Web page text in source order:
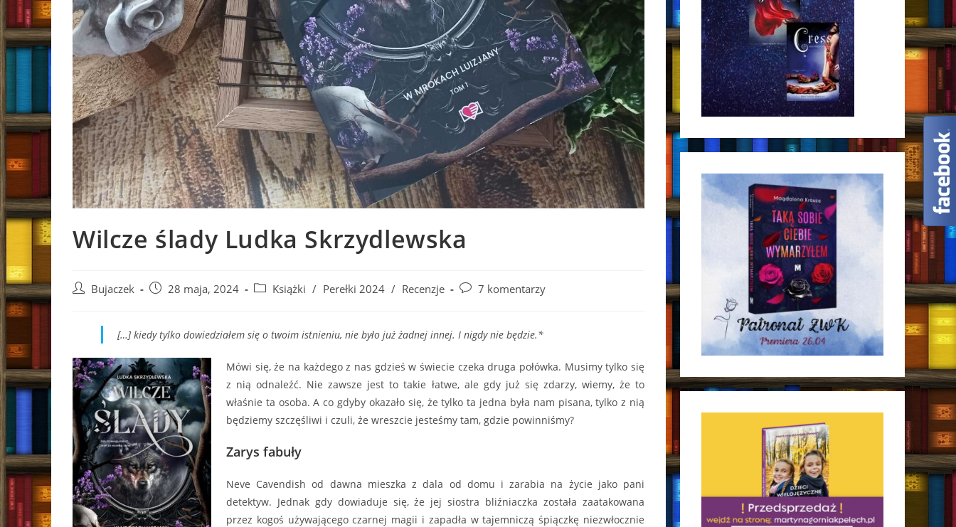
Wilcze ślady Ludka Skrzydlewska
Post Bujaczek
Post 28 maja, 2024
Post Książki / Perełki 2024 / Recenzje
Post7 komentarzy
[…] kiedy tylko do­wie­dzia­łem się o twoim ist­nie­niu, nie było już żad­nej innej. I nigdy nie bę­dzie.*
Mówi się, że na każdego z nas gdzieś w świecie czeka druga połówka. Musimy tylko się
z nią odnaleźć. Nie zawsze jest to takie łatwe, ale gdy już się zdarzy, wiemy, że to
właśnie ta osoba. A co gdyby okazało się, że tylko ta jedna była nam pisana, tylko z nią
będziemy szczęśliwi i czuli, że wreszcie jesteśmy tam, gdzie powinniśmy?
Zarys fabuły
Neve Cavendish od dawna mieszka z dala od domu i zarabia na życie jako pani
detektyw. Jednak gdy dowiaduje się, że jej siostra bliźniaczka została zaatakowana
przez kogoś używającego czarnej magii i zapadła w tajemniczą śpiączkę niezwłocznie